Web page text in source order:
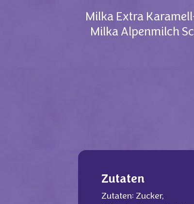
Milka Extra
Milka Alpenmilch
Zutaten
Zutaten: Zucker,